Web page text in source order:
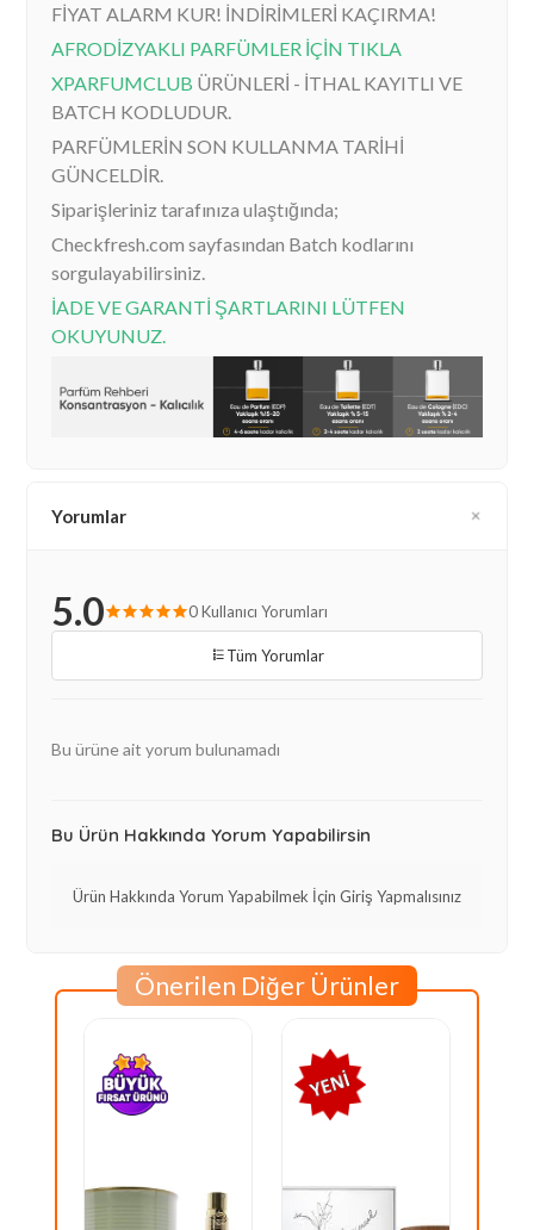
FİYAT ALARM KUR! İNDİRİMLERİ KAÇIRMA!
AFRODİZYAKLI PARFÜMLER İÇİN TIKLA
XPARFUMCLUB ÜRÜNLERİ - İTHAL KAYITLI VE
BATCH KODLUDUR.
PARFÜMLERİN SON KULLANMA TARİHİ
GÜNCELDİR.
Siparişleriniz tarafınıza ulaştığında;
Checkfresh.com sayfasından Batch kodlarını
sorgulayabilirsiniz.
İADE VE GARANTİ ŞARTLARINI LÜTFEN
OKUYUNUZ.
Yorumlar
5.0 0 Kullanıcı Yorumları
Tüm Yorumlar
Bu ürüne ait yorum bulunamadı
Bu Ürün Hakkında Yorum Yapabilirsin
Ürün Hakkında Yorum Yapabilmek İçin Giriş Yapmalısınız
Önerilen Diğer Ürünler